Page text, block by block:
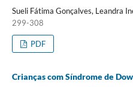
Sueli Fátima Gonçalves, Leandra
299-308
PDF
Crianças com Síndrome de